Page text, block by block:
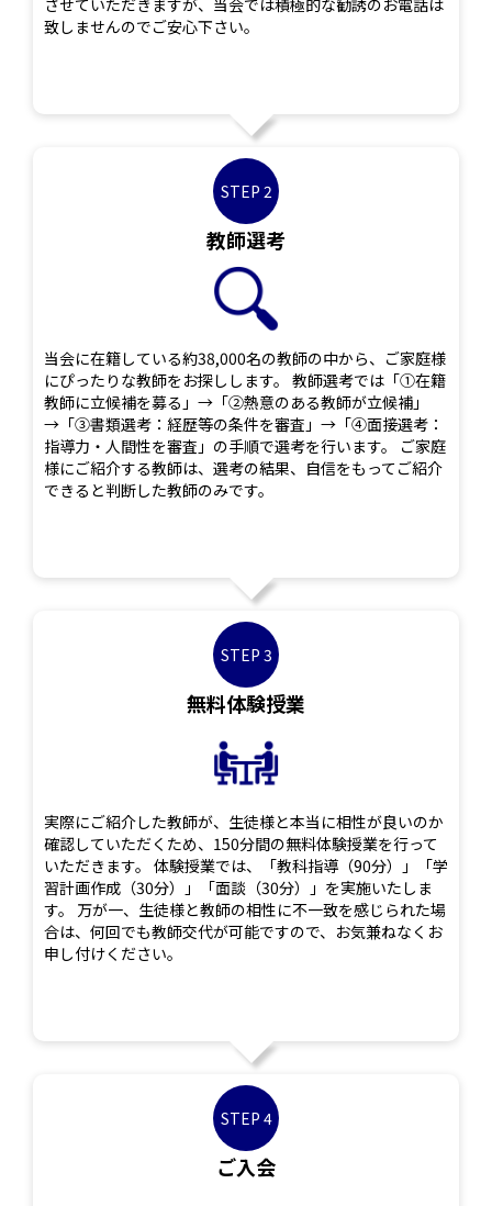
致しませんのでご安心下さい。
STEP 2
教師選考
当会に在籍している約38,000名の教師の中から、ご家庭様
にぴったりな教師をお探しします。 教師選考では「①在籍
教師に立候補を募る」→「②熱意のある教師が立候補」
→「③書類選考：経歴等の条件を審査」→「④面接選考：
指導力・人間性を審査」の手順で選考を行います。 ご家庭
様にご紹介する教師は、選考の結果、自信をもってご紹介
できると判断した教師のみです。
STEP 3
無料体験授業
実際にご紹介した教師が、生徒様と本当に相性が良いのか
確認していただくため、150分間の無料体験授業を行って
いただきます。 体験授業では、「教科指導（90分）」「学
習計画作成（30分）」「面談（30分）」を実施いたしま
す。 万が一、生徒様と教師の相性に不一致を感じられた場
合は、何回でも教師交代が可能ですので、お気兼ねなくお
申し付けください。
STEP 4
ご入会